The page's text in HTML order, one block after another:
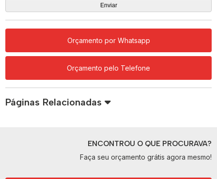
Orçamento por Whatsapp
Orçamento pelo Telefone
Páginas Relacionadas
ENCONTROU O QUE PROCURAVA?
Faça seu orçamento grátis agora mesmo!